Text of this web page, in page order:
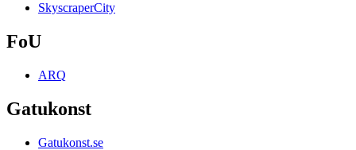
SkyscraperCity
FoU
ARQ
Gatukonst
Gatukonst.se